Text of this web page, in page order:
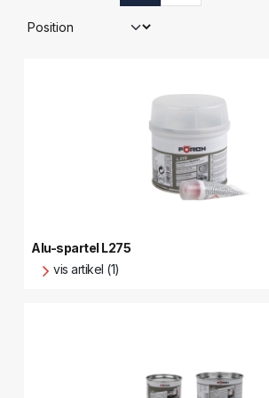
Alu-spartel L275
vis artikel (1)